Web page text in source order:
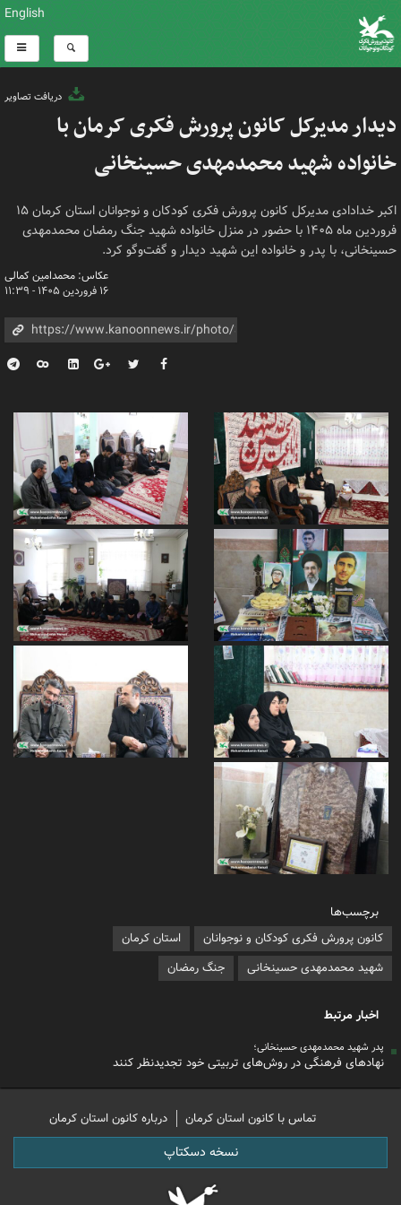
English
دریافت تصاویر
دیدار مدیرکل کانون پرورش فکری کرمان با
خانواده شهید محمدمهدی حسینخانی
اکبر خدادادی مدیرکل کانون پرورش فکری کودکان و نوجوانان استان کرمان ۱۵
فروردین ماه ۱۴۰۵ با حضور در منزل خانواده شهید جنگ رمضان محمدمهدی
حسینخانی، با پدر و خانواده این شهید دیدار و گفت‌وگو کرد.
عکاس: محمدامین کمالی
۱۶ فروردین ۱۴۰۵ - ۱۱:۳۹
برچسب‌ها
کانون پرورش فکری کودکان و نوجوانان
استان کرمان
شهید محمدمهدی حسینخانی
جنگ رمضان
اخبار مرتبط
پدر شهید محمدمهدی حسینخانی؛
نهادهای فرهنگی در روش‌های تربیتی خود تجدیدنظر کنند
تماس با کانون استان کرمان درباره کانون استان کرمان
نسخه دسکتاپ